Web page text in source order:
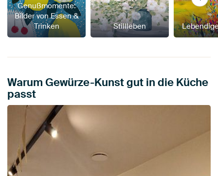
Genußmomente:
Bilder von Essen &
Trinken
Stillleben
Warum Gewürze-Kunst gut in die Küche
passt